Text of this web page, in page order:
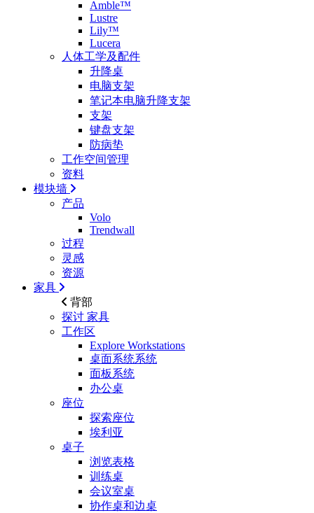
Amble™
Lustre
Lily™
Lucera
人体工学及配件
升降桌
电脑支架
笔记本电脑升降支架
支架
键盘支架
防病垫
工作空间管理
资料
模块墙
产品
Volo
Trendwall
过程
灵感
资源
家具
背部
探讨 家具
工作区
Explore Workstations
桌面系统系统
面板系统
办公桌
座位
探索座位
埃利亚
桌子
浏览表格
训练桌
会议室桌
协作桌和边桌